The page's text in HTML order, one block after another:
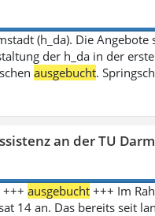
(h_da). Die
der h_da in der
ausgebucht.
an der TU
+++ausgebucht +++ Im
14 an. Das bereits seit